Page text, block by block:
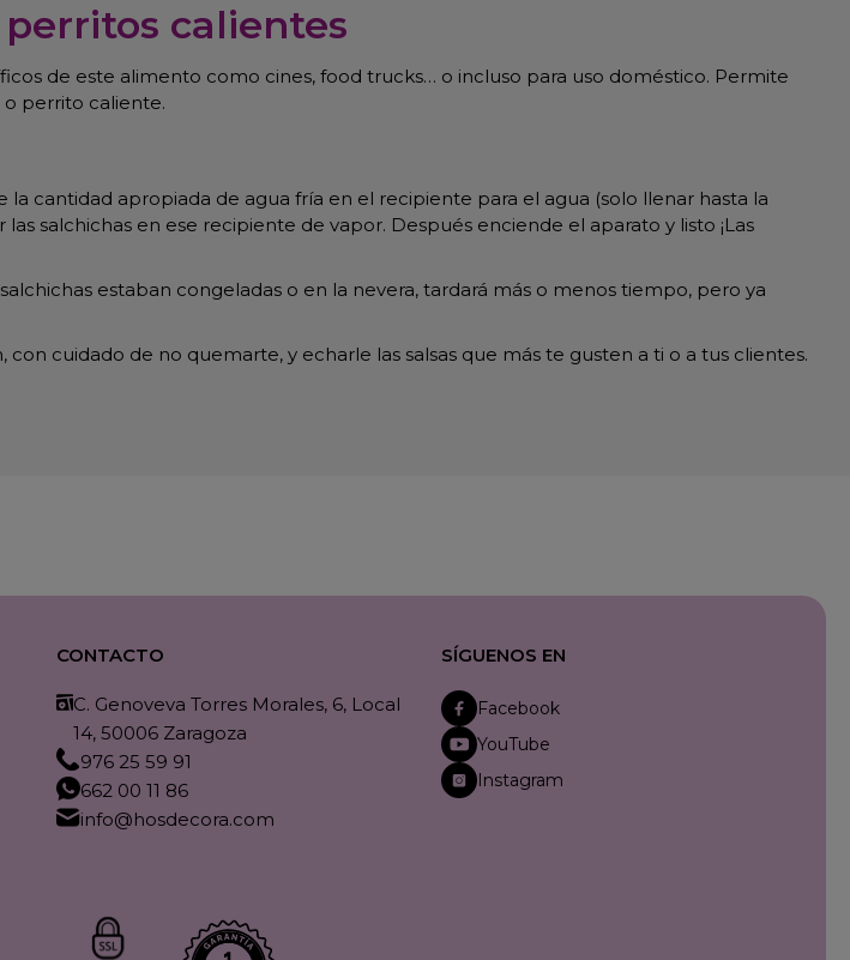
calientes
de este alimento como cines, food trucks… o incluso para uso doméstico. Permite
o perrito caliente.
cantidad apropiada de agua fría en el recipiente para el agua (solo llenar hasta la
salchichas en ese recipiente de vapor. Después enciende el aparato y listo ¡Las
estaban congeladas o en la nevera, tardará más o menos tiempo, pero ya
cuidado de no quemarte, y echarle las salsas que más te gusten a ti o a tus clientes.
CONTACTO
C. Genoveva Torres Morales, 6, Local
14, 50006 Zaragoza
976 25 59 91
662 00 11 86
info@hosdecora.com
SÍGUENOS EN
Facebook
YouTube
Instagram